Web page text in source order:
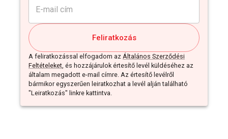
Feliratkozás
A feliratkozással elfogadom az Általános Szerződési
Feltételeket, és hozzájárulok értesítő levél küldéséhez az
általam megadott e-mail címre. Az értesítő levélről
bármikor egyszerűen leiratkozhat a levél alján található
"Leiratkozás" linkre kattintva.